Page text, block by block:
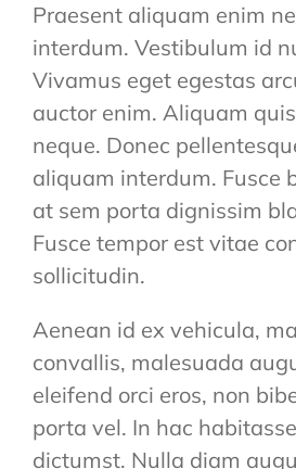
Praesent aliquam enim
interdum. Vestibulum id
Vivamus eget egestas
auctor enim. Aliquam
neque. Donec
aliquam interdum. Fusce
at sem porta dignissim
Fusce tempor est vitae
sollicitudin.
Aenean id ex vehicula,
convallis, malesuada
eleifend orci eros, non
porta vel. In hac
dictumst. Nulla diam